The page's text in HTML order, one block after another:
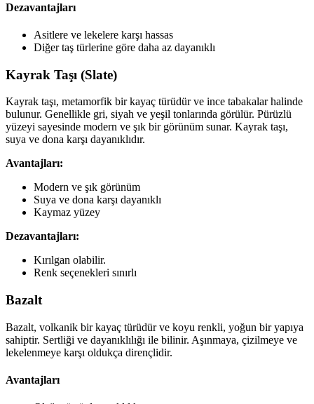
Dezavantajları
Asitlere ve lekelere karşı hassas
Diğer taş türlerine göre daha az dayanıklı
Kayrak Taşı (Slate)
Kayrak taşı, metamorfik bir kayaç türüdür ve ince tabakalar halinde
bulunur. Genellikle gri, siyah ve yeşil tonlarında görülür. Pürüzlü
yüzeyi sayesinde modern ve şık bir görünüm sunar. Kayrak taşı,
suya ve dona karşı dayanıklıdır.
Avantajları:
Modern ve şık görünüm
Suya ve dona karşı dayanıklı
Kaymaz yüzey
Dezavantajları:
Kırılgan olabilir.
Renk seçenekleri sınırlı
Bazalt
Bazalt, volkanik bir kayaç türüdür ve koyu renkli, yoğun bir yapıya
sahiptir. Sertliği ve dayanıklılığı ile bilinir. Aşınmaya, çizilmeye ve
lekelenmeye karşı oldukça dirençlidir.
Avantajları